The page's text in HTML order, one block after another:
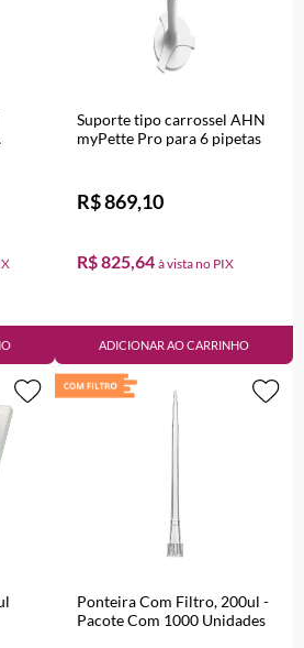
Suporte tipo carrossel AHN
myPette Pro para 6 pipetas
R$ 825,64
R$ 869,10
ADICIONAR AO CARRINHO
Ponteira Com Filtro, 200ul -
Pacote Com 1000 Unidades